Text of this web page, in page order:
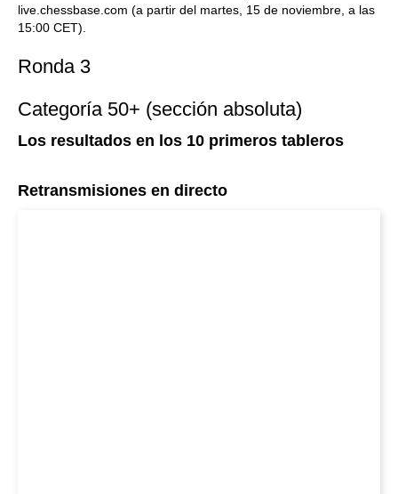
live.chessbase.com (a partir del martes, 15 de noviembre, a las
15:00 CET).
Ronda 3
Categoría 50+ (sección absoluta)
Los resultados en los 10 primeros tableros
Retransmisiones en directo